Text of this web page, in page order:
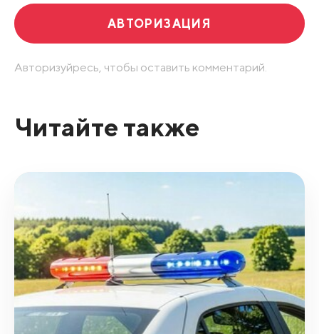
АВТОРИЗАЦИЯ
Авторизуйресь, чтобы оставить комментарий.
Читайте также